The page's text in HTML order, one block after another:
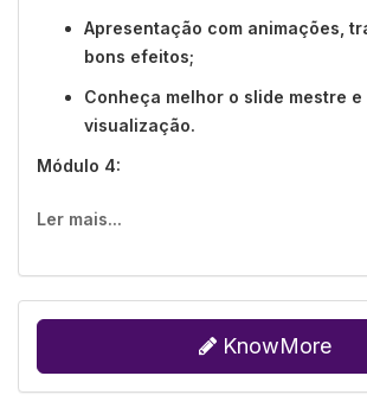
Apresentação com animações,
bons efeitos;
Conheça melhor o slide mestre
visualização.
Módulo 4:
Google;
O que mais o Apresentações
Como finalizar sua apresentação
Apresentações Google - Dicas;
Ler mais...
KnowMore